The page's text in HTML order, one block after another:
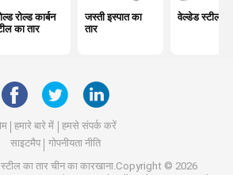
रोल्ड कार्बन
का तार
जस्ती इस्पात का
तार
वेल्डेड स्टील
हमारे बारे में
हमसे संपर्क करें
साइटमैप
गोपनीयता नीति
स्टील का तारचीन का कारखाना.Copyright © 2026